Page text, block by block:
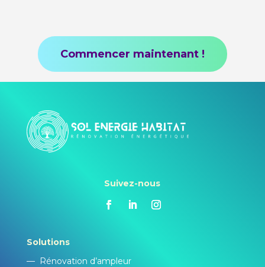
Commencer maintenant !
Suivez-nous
Solutions
— Rénovation d’ampleur